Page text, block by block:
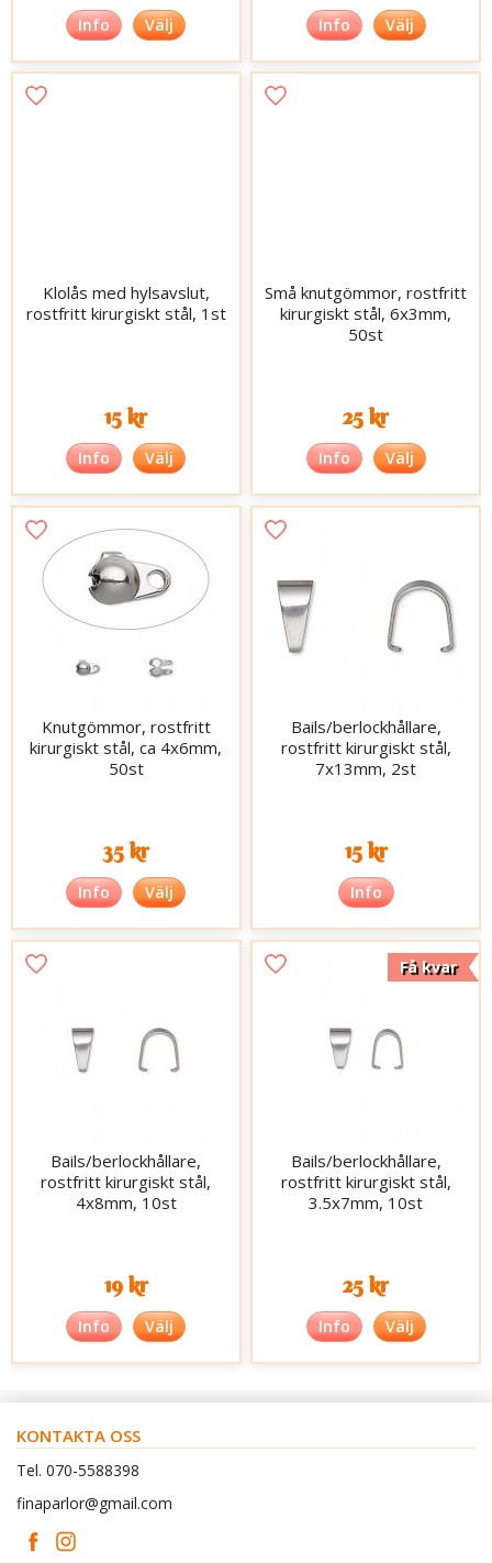
Info Välj Info Välj
Klolås med hylsavslut,
rostfritt kirurgiskt stål, 1st
15 kr
Info Välj
Små knutgömmor, rostfritt
kirurgiskt stål, 6x3mm,
50st
25 kr
Info Välj
Knutgömmor, rostfritt
kirurgiskt stål, ca 4x6mm,
50st
35 kr
Info Välj
Bails/berlockhållare,
rostfritt kirurgiskt stål,
7x13mm, 2st
15 kr
Info
Bails/berlockhållare,
rostfritt kirurgiskt stål,
4x8mm, 10st
19 kr
Info Välj
Få kvar
Bails/berlockhållare,
rostfritt kirurgiskt stål,
3.5x7mm, 10st
25 kr
Info Välj
KONTAKTA OSS
Tel. 070-5588398
finaparlor@gmail.com